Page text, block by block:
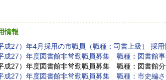
情報
成27）年4月採用の市職員（職種：司書上級） 採用
成27）年度図書館非常勤職員募集 職種：図書館事
成27）年度図書館非常勤職員募集 職種：図書館分
成27）年度図書館非常勤職員募集 職種：市史編さ